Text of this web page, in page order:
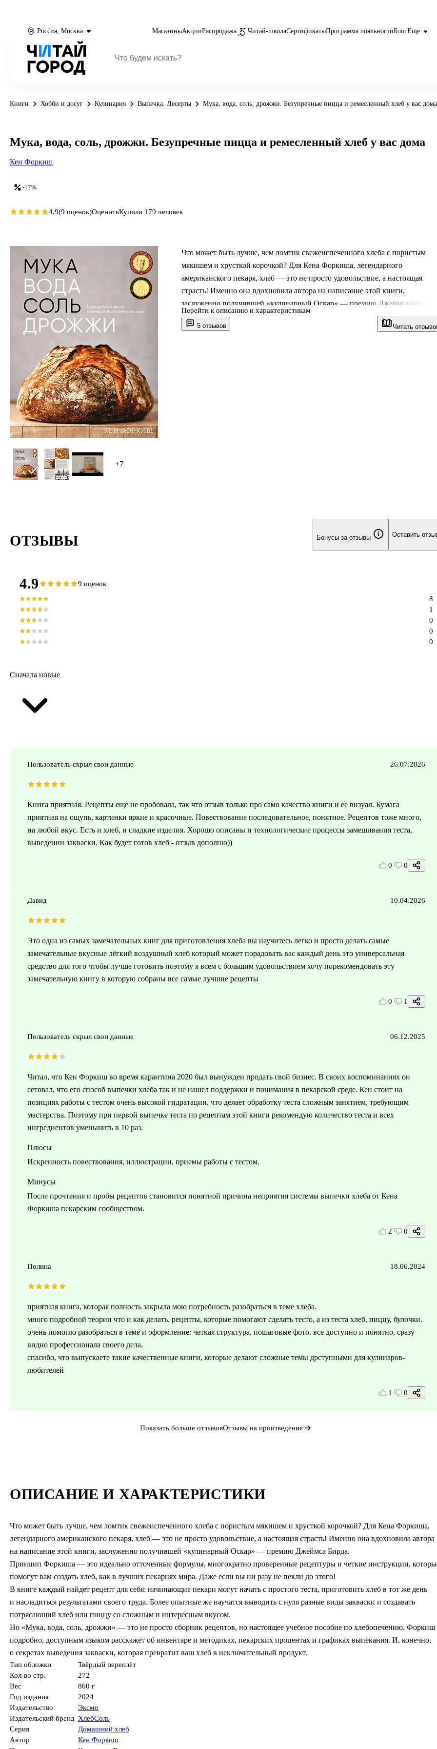
Россия, Москва МагазиныАкцииРаспродажа Читай-школаСертификатыПрограмма лояльностиБлогЕщё
Книги Хобби и досуг Кулинария Выпечка. Десерты Мука, вода, соль, дрожжи. Безупречные пицца и ремесленный хлеб у вас дома
+7
5 отзывов Читать
Что может быть лучше, чем ломтик свежеиспеченного хлеба с пористым
мякишем и хрусткой корочкой? Для Кена Форкиша, легендарного
американского пекаря, хлеб — это не просто удовольствие, а настоящая
страсть! Именно она вдохновила автора на написание этой книги,
заслуженно получившей «кулинарный Оскар» — премию Джеймса Бирда.
Принцип Форкиша — это идеально отточенные формулы, многократно
проверенные рецептуры и четкие инструкции, которые помогут вам
Перейти к описанию и характеристикам
-17%
Мука, вода, соль, дрожжи. Безупречные пицца и ремесленный хлеб у вас дома
Кен Форкиш
4.9(9 оценок)ОценитьКупили 179 человек
ОПИСАНИЕ И ХАРАКТЕРИСТИКИ
Что может быть лучше, чем ломтик свежеиспеченного хлеба с пористым мякишем и хрусткой корочкой? Для Кена Форкиша,
легендарного американского пекаря, хлеб — это не просто удовольствие, а настоящая страсть! Именно она вдохновила автора
на написание этой книги, заслуженно получившей «кулинарный Оскар» — премию Джеймса Бирда.
Принцип Форкиша — это идеально отточенные формулы, многократно проверенные рецептуры и четкие инструкции,
помогут вам создать хлеб, как в лучших пекарнях мира. Даже если вы ни разу не пекли до этого!
В книге каждый найдет рецепт для себя: начинающие пекари могут начать с простого теста, приготовить хлеб в тот же день
и насладиться результатами своего труда. Более опытные же научатся выводить с нуля разные виды закваски и создавать
потрясающий хлеб или пиццу со сложным и интересным вкусом.
Но «Мука, вода, соль, дрожжи» — это не просто сборник рецептов, но настоящее учебное пособие по хлебопечению. Форкиш
подробно, доступным языком расскажет об инвентаре и методиках, пекарских процентах и графиках выпекания. И, конечно,
о секретах выведения закваски, которая превратит ваш хлеб в исключительный продукт.
Тип обложки
Твёрдый переплёт
Кол-во стр.
272
Вес
860 г
Год издания
2024
Издательство
Эксмо
Издательский бренд ХлебСоль
Серия
Домашний хлеб
Автор
Кен Форкиш
ОТЗЫВЫ Бонусы за отзывы Оставить
4.9 9 оценок
0
0
0
1
8
Сначала новые
Пользователь скрыл свои данные 26.07.2026
Книга приятная. Рецепты еще не пробовала, так что отзыв только про само качество книги и ее визуал. Бумага
приятная на ощупь, картинки яркие и красочные. Повествование последовательное, понятное. Рецептов тоже много,
на любой вкус. Есть и хлеб, и сладкие изделия. Хорошо описаны и технологические процессы замешивания теста,
выведении закваски. Как будет готов хлеб - отзыв дополню))
0 0
Давид 10.04.2026
Это одна из самых замечательных книг для приготовления хлеба вы научитесь легко и просто делать самые
замечательные вкусные лёгкий воздушный хлеб который может порадовать вас каждый день это универсальная
средство для того чтобы лучше готовить поэтому я всем с большим удовольствием хочу порекомендовать эту
замечательную книгу в которую собраны все самые лучшие рецепты
0 1
Пользователь скрыл свои данные 06.12.2025
Читал, что Кен Форкиш во время карантина 2020 был вынужден продать свой бизнес. В своих воспоминаниях он
сетовал, что его способ выпечки хлеба так и не нашел поддержки и понимания в пекарской среде. Кен стоит на
позициях работы с тестом очень высокой гидратации, что делает обработку теста сложным занятием, требующим
мастерства. Поэтому при первой выпечке теста по рецептам этой книги рекомендую количество теста и всех
ингредиентов уменьшить в 10 раз.
Плюсы
Искренность повествования, иллюстрации, приемы работы с тестом.
Минусы
После прочтения и пробы рецептов становится понятной причина неприятия системы выпечки хлеба от Кена
Форкиша пекарским сообществом.
2 0
Полина 18.06.2024
приятная книга, которая полность закрыла мою потребность разобраться в теме хлеба.
много подробной теории что и как делать. рецепты, которые помогают сделать тесто, а из теста хлеб, пиццу, булочки.
очень помогло разобраться в теме и оформление: четкая структура, пошаговые фото. все доступно и понятно, сразу
видно профессионала своего дела.
спасибо, что выпускаете такие качественные книги, которые делают сложные темы дрступными для кулинаров-
любителей
1 0
Показать больше отзывовОтзывы на произведение